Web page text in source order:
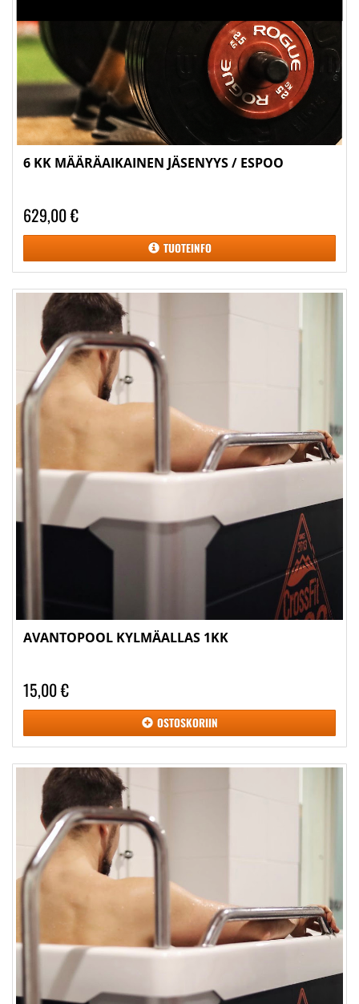
6 KK MÄÄRÄAIKAINEN JÄSENYYS / ESPOO
629,00 €
TUOTEINFO
AVANTOPOOL KYLMÄALLAS 1KK
15,00 €
OSTOSKORIIN